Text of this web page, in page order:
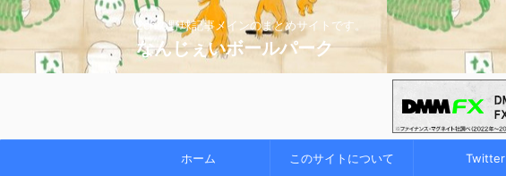
2chの野球記事メインのまとめサイトです。
なんじぇいボールパーク
ホーム このサイトについて Twitter